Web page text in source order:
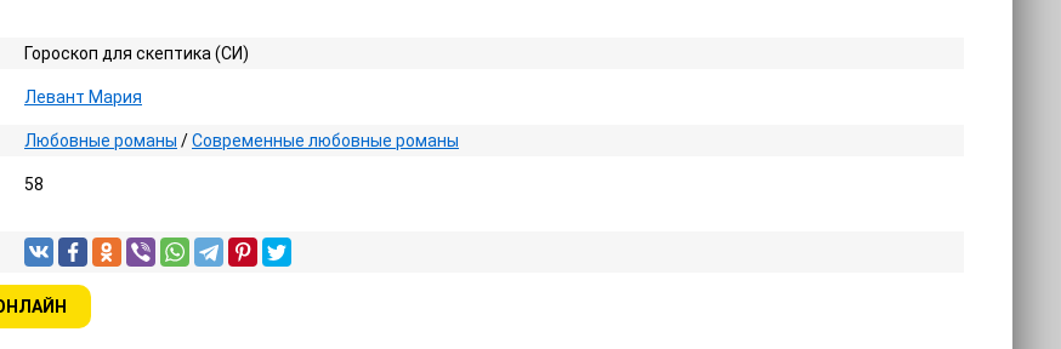
Гороскоп для скептика (СИ)
Левант Мария
Любовные романы /Современные любовные романы
58